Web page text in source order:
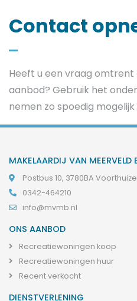
Contact
Heeft u een vraag omtrent
aanbod? Gebruik het
nemen zo spoedig
MAKELAARDIJ VAN MEERVELD
Postbus 10, 3780BA
0342-464210
info@mvmb.nl
ONS AANBOD
Recreatiewoningen koop
Recreatiewoningen huur
Recent verkocht
DIENSTVERLENING